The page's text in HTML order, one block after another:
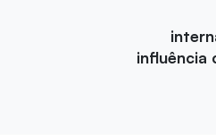
influência